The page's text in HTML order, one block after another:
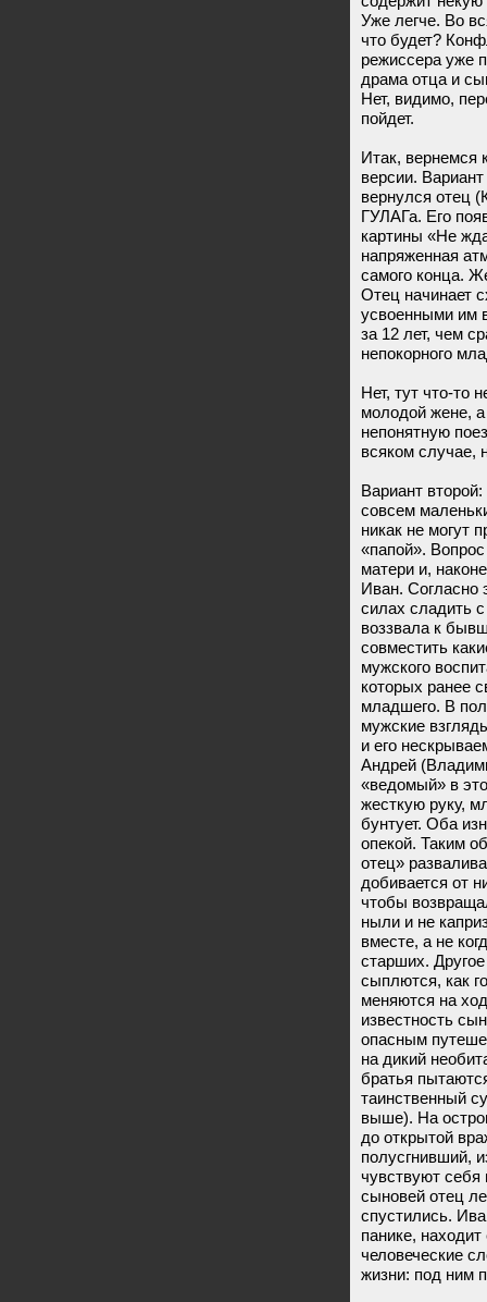
Уже легче. Во
что будет?
режиссера уже
драма отца и
Нет, видимо,
пойдет.
Итак, вернемся
версии.
вернулся отец
ГУЛАГа. Его
картины «Не
напряженная
самого конца.
Отец начинает
усвоенными им
за 12 лет, чем
непокорного
Нет, тут что-то
молодой жене, а
непонятную
всяком случае,
Вариант
совсем
никак не могут
«папой».
матери и,
Иван. Согласно
силах сладить
воззвала к
совместить
мужского
которых ранее
младшего. В
мужские
и его
Андрей
«ведомый» в
жесткую руку,
бунтует. Оба
опекой. Таким
отец»
добивается от
чтобы
ныли и не
вместе, а не
старших.
сыплются, как
меняются на
известность
опасным
на дикий
братья
таинственный
выше). На
до открытой
полусгнивший,
чувствуют себя
сыновей отец
спустились.
панике,
человеческие
жизни: под ним